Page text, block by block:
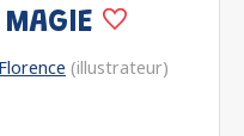
(illustrateur)